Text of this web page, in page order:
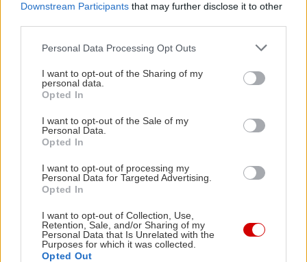
Downstream Participants that may further disclose it to other
Please note that this website/app uses one or more Google
not limited to your visit or usage behaviour. You may click to
grant or deny consent to Google and its third-party tags to
use your data for below specified purposes in below Google
consent section.
Personal Data Processing Opt Outs
I want to opt-out of the Sharing of my
personal data.
Opted In
I want to opt-out of the Sale of my
Personal Data.
Opted In
I want to opt-out of processing my
Personal Data for Targeted Advertising.
Opted In
I want to opt-out of Collection, Use,
Retention, Sale, and/or Sharing of my
Personal Data that Is Unrelated with the
Purposes for which it was collected.
Opted Out
Διαβάστε επίσης